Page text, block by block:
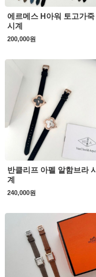
에르메스 H아워 토고가죽
시계
200,000원
반클리프 아펠 알함브라 시
계
240,000원